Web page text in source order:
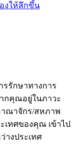
งให้ลึกขึ้น
รรักษาทางการ
กคุณอยู่ในภาวะ
ณาจักร/สหภาพ
เทศของคุณ เข้าไป
างประเทศ